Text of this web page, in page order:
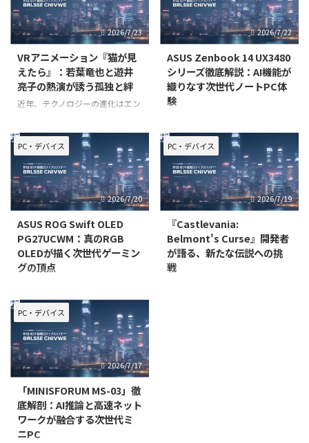
2026/7/23
VRアニメーション『猫が見
えたら』：若葉竜也と遊井
亮子の熱演が誘う孤独と絆
近年、テクノロジーの進化はエン
え、特にVR（仮想現実）コンテ
ンツは、観る者にこれまでにない
没入感と深い体験を提供していま
す。ただ映像を「観る」だけでな
く、物語の世界に「入り込む」こ
とで、登場人物の感情や背景をよ
2026/7/22
ASUS Zenbook 14 UX3480
シリーズ徹底解説：AI機能が
織りなす次世代ノートPC体
験
しく、特にAI技術の統合によっ
て、その可能性は大きく広がって
います。しかし、数多ある製品の
中から、自分のニーズに本当に合
った一台を見つけ出すのは容易で
はありません。多くのユーザーが
「最新のAI機能って具体的に何
PC・デバイス
2026/7/20
ASUS ROG Swift OLED
PG27UCWM：真のRGB
OLEDが描く次世代ゲーミン
グの頂点
ることを知りませんが、その中で
も特に注目を集めているのが、
ASUSが発表した最新モデル
「ASUS ROG Swift OLED
PG27UCWM」です。この革新的
なモニターは、従来のOLED技術
をさらに一歩進め
PC・デバイス
2026/7/19
『Castlevania:
Belmont's Curse』開発者
が語る、新たな伝説への挑
戦
PC・デバイス
2026/7/17
「MINISFORUM MS-03」徹
底解剖：AI推論と高速ネット
ワークが融合する次世代ミ
ニPC